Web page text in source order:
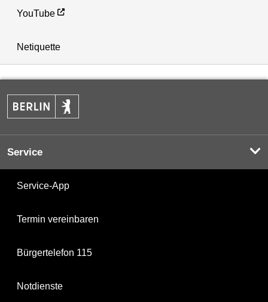
YouTube
Netiquette
Service
Service-App
Termin vereinbaren
Bürgertelefon 115
Notdienste